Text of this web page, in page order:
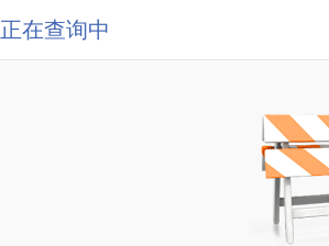
正在查询中